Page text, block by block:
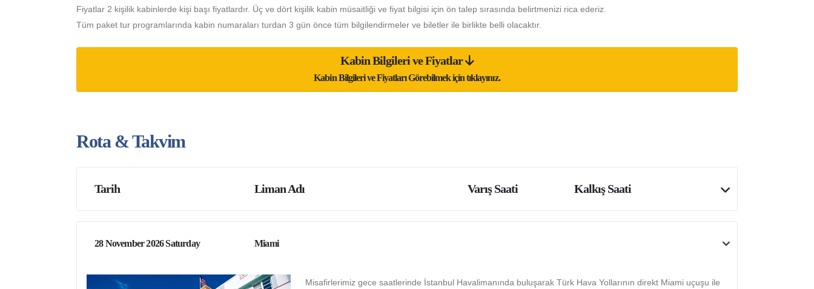
Fiyatlar 2 kişilik kabinlerde kişi başı fiyatlardır. Üç ve dört kişilik kabin müsaitliği ve fiyat bilgisi için ön talep sırasında belirtmenizi rica ederiz.
Tüm paket tur programlarında kabin numaraları turdan 3 gün önce tüm bilgilendirmeler ve biletler ile birlikte belli olacaktır.
Kabin Bilgileri ve Fiyatlar
Kabin Bilgileri ve Fiyatları Görebilmek için tıklayınız.
Rota & Takvim
Tarih Liman Adı Varış Saati Kalkış Saati
28 November 2026 Saturday Miami
Misafirlerimiz gece saatlerinde İstanbul Havalimanında buluşarak Türk Hava Yollarının direkt Miami uçuşu ile